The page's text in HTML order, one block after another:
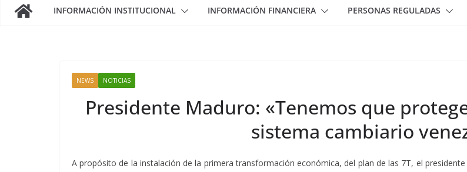
INFORMACIÓN INSTITUCIONAL INFORMACIÓN FINANCIERA PERSONAS REGULADAS
NEWS NOTICIAS
Presidente Maduro: «Tenemos que
sistema cambiario
A propósito de la instalación de la primera transformación económica, del plan de las 7T, el